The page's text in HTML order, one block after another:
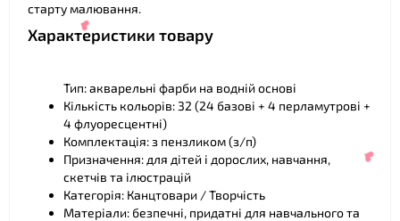
старту малювання.
Характеристики товару
Тип: акварельні фарби на водній основі
Кількість кольорів: 32 (24 базові + 4 перламутрові +
4 флуоресцентні)
Комплектація: з пензликом (з/п)
Призначення: для дітей і дорослих, навчання,
скетчів та ілюстрацій
Категорія: Канцтовари / Творчість
Матеріали: безпечні, придатні для навчального та